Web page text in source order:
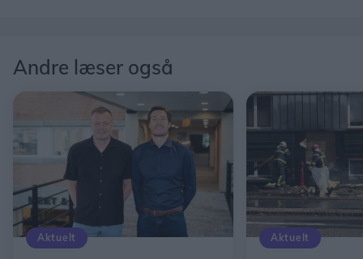
Andre læser også
Aktuelt Aktuelt